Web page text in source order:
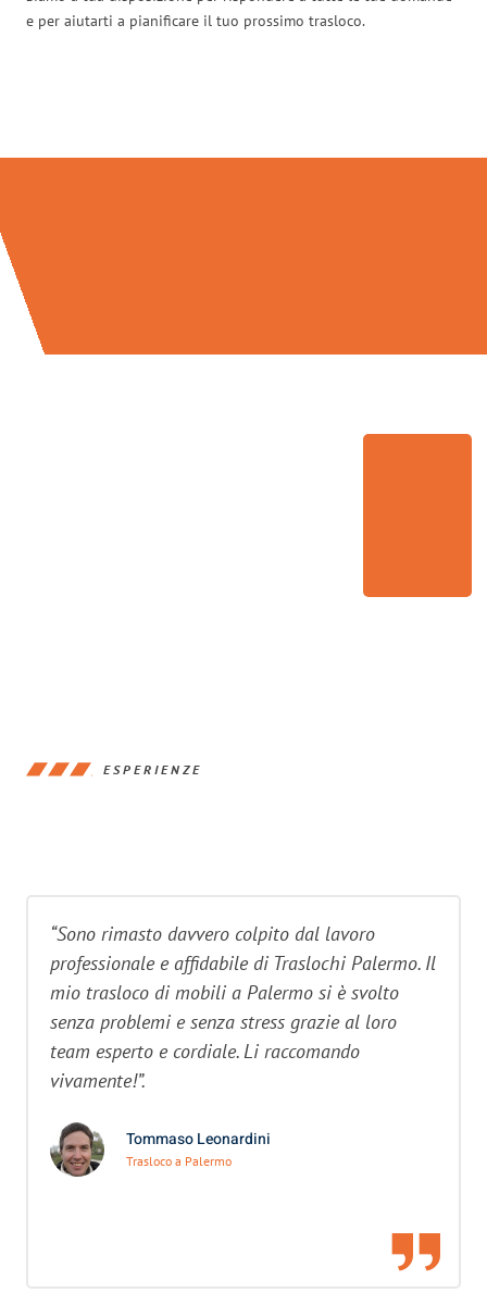
e per aiutarti a pianificare il tuo prossimo trasloco.
ESPERIENZE
“Sono rimasto davvero colpito dal lavoro
professionale e affidabile di Traslochi Palermo. Il
mio trasloco di mobili a Palermo si è svolto
senza problemi e senza stress grazie al loro
team esperto e cordiale. Li raccomando
vivamente!”.
Tommaso Leonardini
Trasloco a Palermo